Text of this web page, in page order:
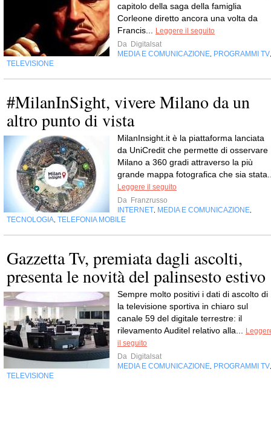
capitolo della saga della famiglia
Corleone diretto ancora una volta da
Francis... Leggere il seguito
Da Digitalsat
MEDIA E COMUNICAZIONE, PROGRAMMI TV,
TELEVISIONE
#MilanInSight, vivere Milano da un
altro punto di vista
MilanInsight.it è la piattaforma lanciata
da UniCredit che permette di osservare
Milano a 360 gradi attraverso la più
grande mappa fotografica che sia
Leggere il seguito
Da Franzrusso
INTERNET, MEDIA E COMUNICAZIONE,
TECNOLOGIA, TELEFONIA MOBILE
Gazzetta Tv, premiata dagli ascolti,
presenta le novità del palinsesto estivo
Sempre molto positivi i dati di ascolto di
la televisione sportiva in chiaro sul
canale 59 del digitale terrestre: il
rilevamento Auditel relativo alla...
il seguito
Da Digitalsat
MEDIA E COMUNICAZIONE, PROGRAMMI TV,
TELEVISIONE